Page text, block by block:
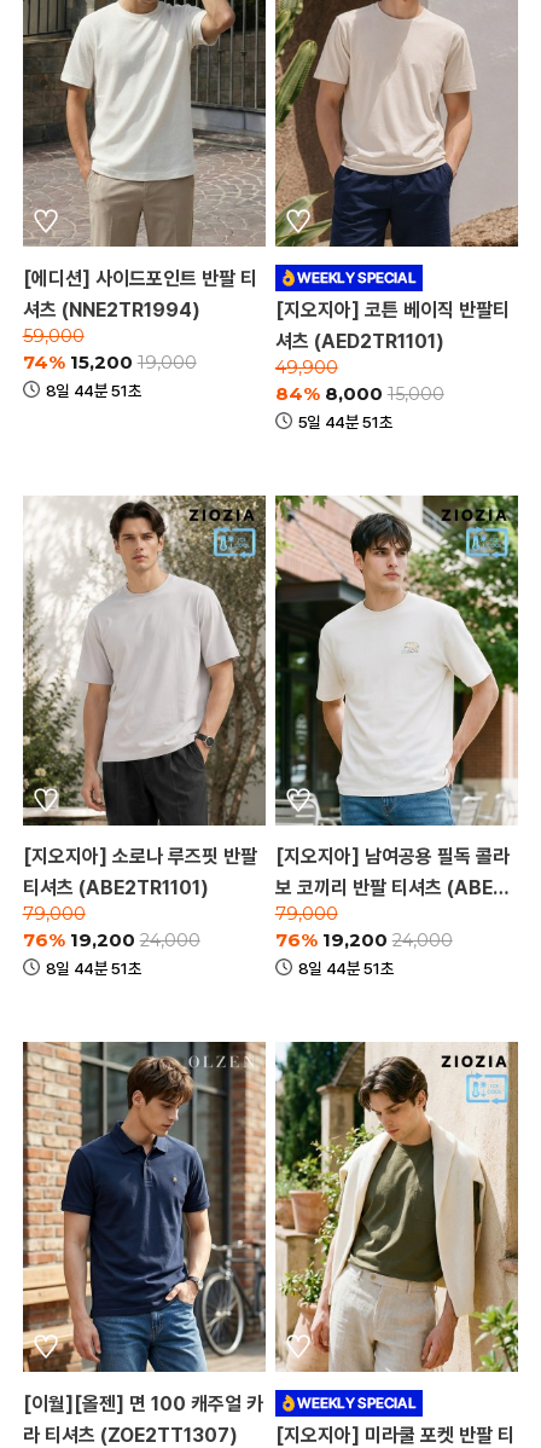
[에디션] 사이드포인트 반팔 티
셔츠 (NNE2TR1994)
59,000
74% 15,200 19,000
8일 44분 51초
[지오지아] 코튼 베이직 반팔티
셔츠 (AED2TR1101)
49,900
84% 8,000 15,000
5일 44분 51초
[지오지아] 소로나 루즈핏 반팔
티셔츠 (ABE2TR1101)
79,000
76% 19,200 24,000
8일 44분 51초
[지오지아] 남여공용 필독 콜라
보 코끼리 반팔 티셔츠 (ABE2T
R3181)
79,000
76% 19,200 24,000
8일 44분 51초
[이월][올젠] 면 100 캐주얼 카
라 티셔츠 (ZOE2TT1307)
[지오지아] 미라쿨 포켓 반팔 티